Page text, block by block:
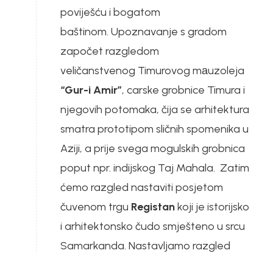
poviješću i bogatom
baštinom. Upoznavanje s gradom
započet razgledom
veličanstvenog Timurovog mаuzoleja
“Gur-i Amir”, carske grobnice Timura i
njegovih potomaka, čija se arhitektura
smatra prototipom sličnih spomenika u
Aziji, a prije svega mogulskih grobnica
poput npr. indijskog Taj Mahala. Zatim
ćemo razgled nastaviti posjetom
čuvenom trgu Registankoji je istorijsko
i arhitektonsko čudo smješteno u srcu
Samarkanda. Nastavljamo razgled